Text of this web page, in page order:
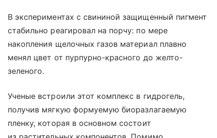
В экспериментах с свининой защищенный пигмент
стабильно реагировал на порчу: по мере
накопления щелочных газов материал плавно
менял цвет от пурпурно-красного до желто-
зеленого.
Ученые встроили этот комплекс в гидрогель,
получив мягкую формуемую биоразлагаемую
пленку, которая в основном состоит